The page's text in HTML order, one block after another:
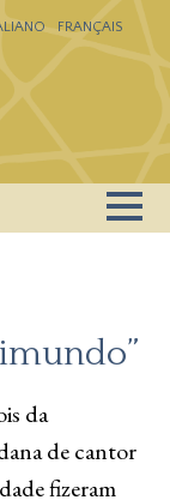
FRANÇAIS
da
de cantor
fizeram